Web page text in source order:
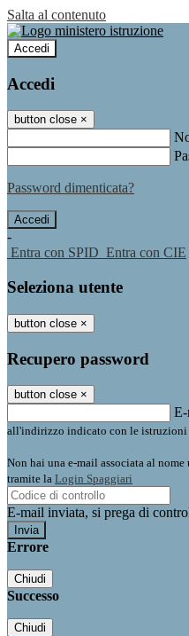
Salta al contenuto
Accedi
Accedi
button close ×
Password dimenticata?
-
Entra con SPID Entra con CIE
Seleziona utente
button close ×
Recupero password
button close ×
all'indirizzo indicato con le istruzioni
Non hai una e-mail associata al
tramite la Login Spaggiari
E-mail inviata, si prega di
Errore
Chiudi
Successo
Chiudi